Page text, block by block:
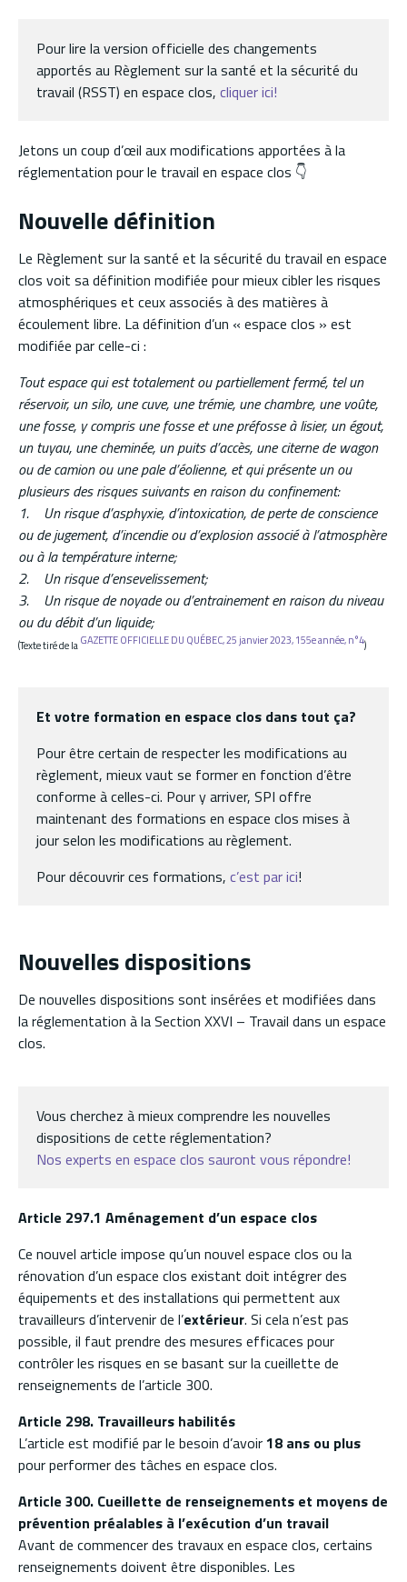
Pour lire la version officielle des changements
apportés au Règlement sur la santé et la sécurité du
travail (RSST) en espace clos, cliquer ici!
Jetons un coup d’œil aux modifications apportées à la
réglementation pour le travail en espace clos 👇
Nouvelle définition
Le Règlement sur la santé et la sécurité du travail en espace
clos voit sa définition modifiée pour mieux cibler les risques
atmosphériques et ceux associés à des matières à
écoulement libre. La définition d’un « espace clos » est
modifiée par celle-ci :
Tout espace qui est totalement ou partiellement fermé, tel un
réservoir, un silo, une cuve, une trémie, une chambre, une voûte,
une fosse, y compris une fosse et une préfosse à lisier, un égout,
un tuyau, une cheminée, un puits d’accès, une citerne de wagon
ou de camion ou une pale d’éolienne, et qui présente un ou
plusieurs des risques suivants en raison du confinement:
1. Un risque d’asphyxie, d’intoxication, de perte de conscience
ou de jugement, d’incendie ou d’explosion associé à l’atmosphère
ou à la température interne;
2. Un risque d’ensevelissement;
3. Un risque de noyade ou d’entrainement en raison du niveau
ou du débit d’un liquide;
(Texte tiré de laGAZETTE OFFICIELLE DU QUÉBEC, 25 janvier 2023, 155e année, n°4)
Et votre formation en espace clos dans tout ça?
Pour être certain de respecter les modifications au
règlement, mieux vaut se former en fonction d’être
conforme à celles-ci. Pour y arriver, SPI offre
maintenant des formations en espace clos mises à
jour selon les modifications au règlement.
Pour découvrir ces formations, c’est par ici!
Nouvelles dispositions
De nouvelles dispositions sont insérées et modifiées dans
la réglementation à la Section XXVI – Travail dans un espace
clos.
Vous cherchez à mieux comprendre les nouvelles
dispositions de cette réglementation?
Nos experts en espace clos sauront vous répondre!
Article 297.1 Aménagement d’un espace clos
Ce nouvel article impose qu’un nouvel espace clos ou la
rénovation d’un espace clos existant doit intégrer des
équipements et des installations qui permettent aux
travailleurs d’intervenir de l’extérieur. Si cela n’est pas
possible, il faut prendre des mesures efficaces pour
contrôler les risques en se basant sur la cueillette de
renseignements de l’article 300.
Article 298. Travailleurs habilités
L’article est modifié par le besoin d’avoir18 ans ou plus
pour performer des tâches en espace clos.
Article 300. Cueillette de renseignements et moyens de
prévention préalables à l’exécution d’un travail
Avant de commencer des travaux en espace clos, certains
renseignements doivent être disponibles. Les